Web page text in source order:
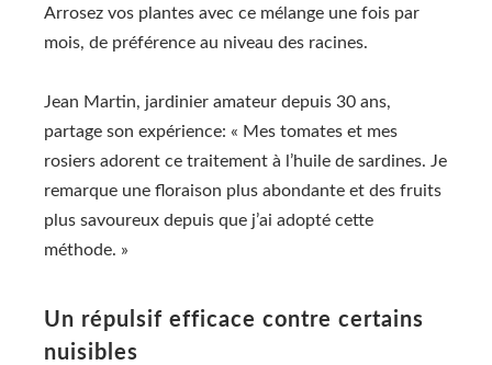
Arrosez vos plantes avec ce mélange une fois par
mois, de préférence au niveau des racines.
Jean Martin, jardinier amateur depuis 30 ans,
partage son expérience: « Mes tomates et mes
rosiers adorent ce traitement à l’huile de sardines. Je
remarque une floraison plus abondante et des fruits
plus savoureux depuis que j’ai adopté cette
méthode. »
Un répulsif efficace contre certains
nuisibles